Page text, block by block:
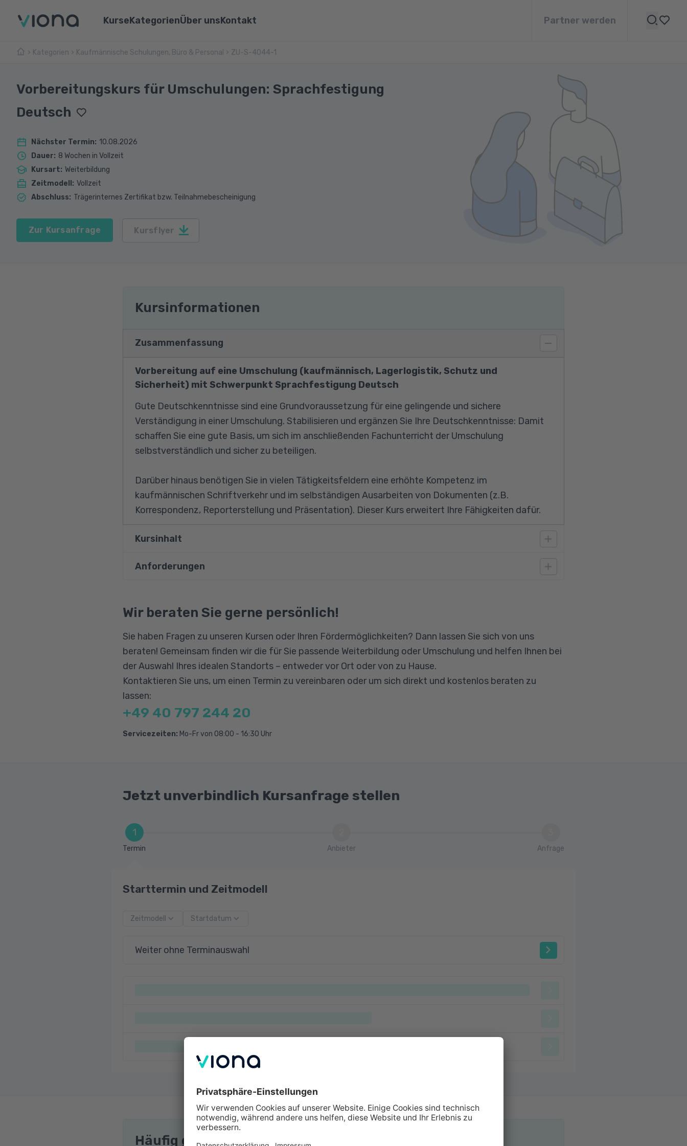
Kurse
Umschulungen
Kategorien
Pflege & Medizin Wirtschaft, Steuern & Recht
Über uns
Über Viona
Lernen mit Viona
Kontakt Partner werden
Kategorien Kaufmännische Schulungen, Büro & Personal ZU-S-4044-1
Vorbereitungskurs für Umschulungen: Sprachfestigung
Deutsch
Nächster Termin: 10.08.2026
Dauer: 8 Wochen in Vollzeit
Kursart: Weiterbildung
Zeitmodell : Vollzeit
Abschluss: Trägerinternes Zertifikat bzw. Teilnahmebescheinigung
Zur Kursanfrage Kursflyer
Kursinformationen
Zusammenfassung
Vorbereitung auf eine Umschulung (kaufmännisch, Lagerlogistik, Schutz und
Sicherheit) mit Schwerpunkt Sprachfestigung Deutsch
Gute Deutschkenntnisse sind eine Grundvoraussetzung für eine gelingende und sichere
Verständigung in einer Umschulung. Stabilisieren und ergänzen Sie Ihre Deutschkenntnisse: Damit
schaffen Sie eine gute Basis, um sich im anschließenden Fachunterricht der Umschulung
selbstverständlich und sicher zu beteiligen.
Darüber hinaus benötigen Sie in vielen Tätigkeitsfeldern eine erhöhte Kompetenz im
kaufmännischen Schriftverkehr und im selbständigen Ausarbeiten von Dokumenten (z.B.
Korrespondenz, Reporterstellung und Präsentation). Dieser Kurs erweitert Ihre Fähigkeiten dafür.
Kursinhalt
Deutsche Grammatik
Präzisierung der Aussprache
Anwendungsübungen
Ausbau der Hör- und Leseverständniskompetenz
Anforderungen
Wir beraten Sie gerne persönlich!
Sie haben Fragen zu unseren Kursen oder Ihren Fördermöglichkeiten? Dann lassen Sie sich von uns
beraten! Gemeinsam finden wir die für Sie passende Weiterbildung oder Umschulung und helfen Ihnen bei
der Auswahl Ihres idealen Standorts – entweder vor Ort oder von zu Hause.
Kontaktieren Sie uns, um einen Termin zu vereinbaren oder um sich direkt und kostenlos beraten zu
lassen:
+49 40 797 244 20
Servicezeiten: Mo-Fr von 08:00 - 16:30 Uhr
Jetzt unverbindlich Kursanfrage stellen
1
Termin Anbieter Anfrage
Starttermin und Zeitmodell
Zeitmodell Startdatum
Weiter ohne Terminauswahl
Häufig gestellte Fragen zu Weiterbildungen